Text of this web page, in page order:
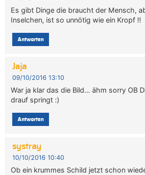
Es gibt Dinge die braucht der Mensch,
Inselchen, ist so unnötig wie ein Kropf !!
Antworten
Jaja
09/10/2016 13:10
War ja klar das die Bild… ähm sorry OB
drauf springt :)
Antworten
systray
10/10/2016 10:40
Ob ein krummes Schild jetzt schon